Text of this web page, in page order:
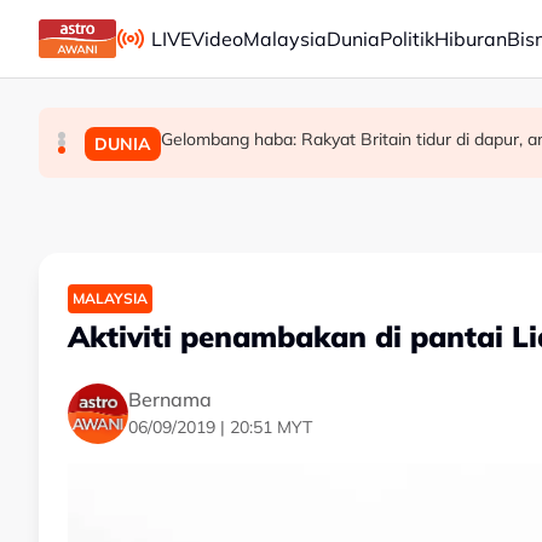
Skip to main content
LIVEVideoMalaysiaDuniaPolitikHiburan
MALAYSIA Kerjasama dalam Kerajaan Perpaduan kekal
SUKAN Era berakhir: John Cena beri penghormatan
DUNIA Gelombang haba: Rakyat Britain tidur di dapur,
MALAYSIA
Aktiviti penambakan di pantai
Bernama
06/09/2019 | 20:51 MYT